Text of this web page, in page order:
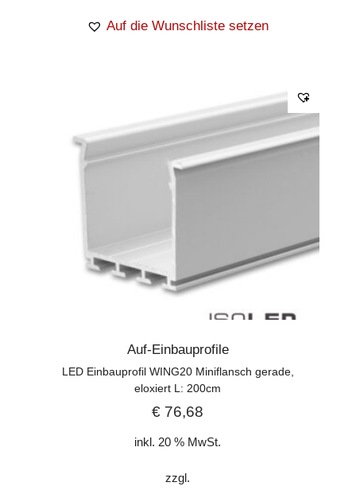
Auf die Wunschliste setzen
Auf-Einbauprofile
LED Einbauprofil WING20 Miniflansch gerade,
eloxiert L: 200cm
€ 76,68
inkl. 20 % MwSt.
zzgl.